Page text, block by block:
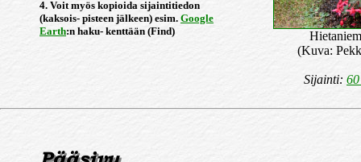
4. Voit myös kopioida sijaintitiedon
(kaksois- pisteen jälkeen) esim. Google
Earth:n haku- kenttään (Find)
(Kuva:
Sijainti: